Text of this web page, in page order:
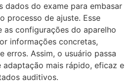
dados do exame para embasar
processo de ajuste. Esse
as configurações do aparelho
informações concretas,
erros. Assim, o usuário passa
adaptação mais rápido, eficaz e
auditivos.